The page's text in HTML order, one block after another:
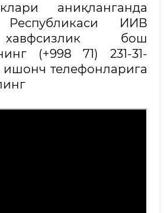
аниқланганда
Республикаси ИИВ
бош
(+998 71) 231-31-
ишонч телефонларига